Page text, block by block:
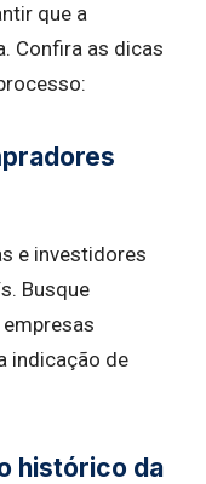
que a
Confira as dicas
e investidores
Busque
indicação de
histórico da